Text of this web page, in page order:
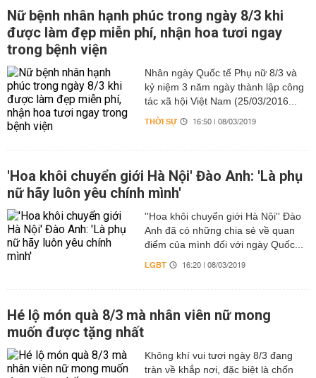
Nữ bệnh nhân hạnh phúc trong ngày 8/3 khi
được làm đẹp miễn phí, nhận hoa tươi ngay
trong bệnh viện
Nhân ngày Quốc tế Phụ nữ 8/3 và
kỷ niệm 3 năm ngày thành lập công
tác xã hội Việt Nam (25/03/2016...
THỜI SỰ 16:50 | 08/03/2019
'Hoa khôi chuyển giới Hà Nội' Đào Anh: 'Là phụ
nữ hãy luôn yêu chính mình'
''Hoa khôi chuyển giới Hà Nội'' Đào
Anh đã có những chia sẻ về quan
điểm của mình đối với ngày Quốc...
LGBT 16:20 | 08/03/2019
Hé lộ món quà 8/3 mà nhân viên nữ mong
muốn được tặng nhất
Không khí vui tươi ngày 8/3 đang
tràn về khắp nơi, đặc biệt là chốn